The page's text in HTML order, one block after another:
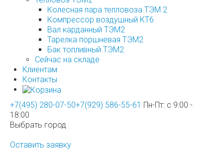
Колесная пара тепловоза ТЭМ 2
Компрессор воздушный КТ6
Вал карданный ТЭМ2
Тарелка поршневая ТЭМ2
Бак топливный ТЭМ2
Сейчас на складе
Клиентам
Контакты
+7(495) 280-07-50+7(929) 586-55-61 Пн-Пт: с 9:00 -
18:00
Выбрать город
Оставить заявку